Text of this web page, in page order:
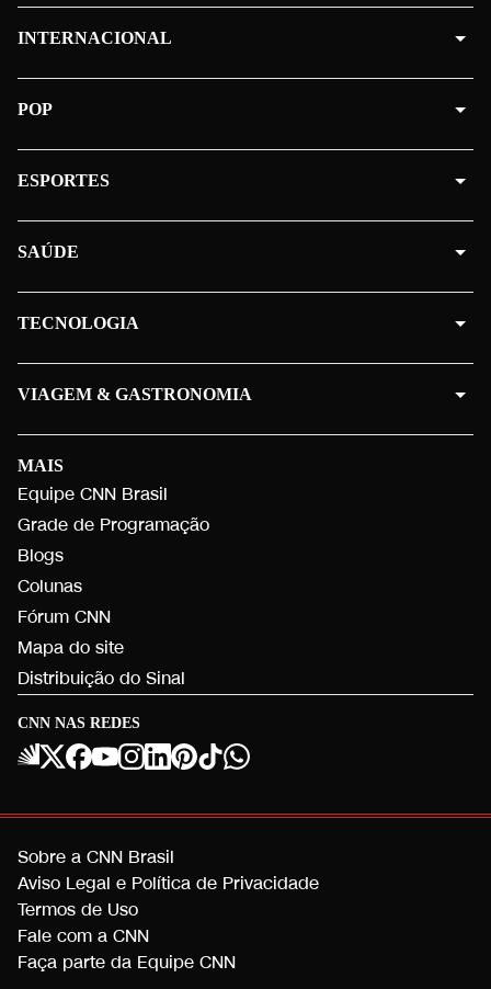
CNN NAS REDES
MAIS
Equipe CNN Brasil
Grade de Programação
Blogs
Colunas
Fórum CNN
Mapa do site
Distribuição do Sinal
INTERNACIONAL
POP
ESPORTES
SAÚDE
TECNOLOGIA
VIAGEM & GASTRONOMIA
Sobre a CNN Brasil
Aviso Legal e Política de Privacidade
Termos de Uso
Fale com a CNN
Faça parte da Equipe CNN